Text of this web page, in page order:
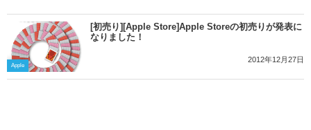
Apple
[初売り][Apple Store]Apple Storeの初売りが発表に
なりました！
2012年12月27日